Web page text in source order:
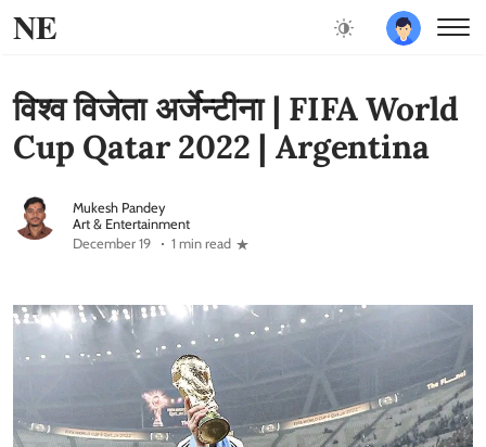
NE
विश्व विजेता अर्जेन्टीना | FIFA World
Cup Qatar 2022 | Argentina
Mukesh Pandey
Art & Entertainment
December 19
1 min read